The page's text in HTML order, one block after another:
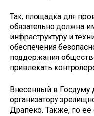
Так, площадка для
обязательно должна
инфраструктуру и
обеспечения
поддержания
привлекать
Внесенный в Госдуму
организатору
Драпеко. Также, по ее